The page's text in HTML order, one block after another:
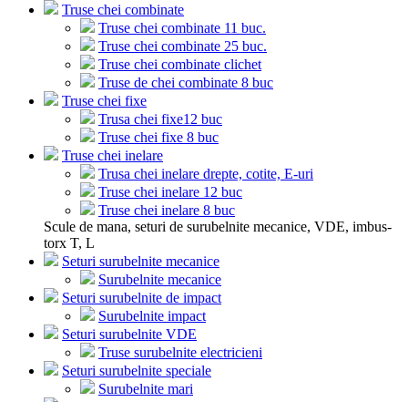
Truse chei combinate
Truse chei combinate 11 buc.
Truse chei combinate 25 buc.
Truse chei combinate clichet
Truse de chei combinate 8 buc
Truse chei fixe
Trusa chei fixe12 buc
Truse chei fixe 8 buc
Truse chei inelare
Trusa chei inelare drepte, cotite, E-uri
Truse chei inelare 12 buc
Truse chei inelare 8 buc
Scule de mana, seturi de surubelnite mecanice, VDE, imbus-
torx T, L
Seturi surubelnite mecanice
Surubelnite mecanice
Seturi surubelnite de impact
Surubelnite impact
Seturi surubelnite VDE
Truse surubelnite electricieni
Seturi surubelnite speciale
Surubelnite mari